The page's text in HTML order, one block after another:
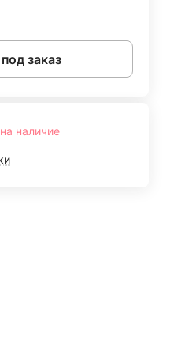
заказ
наличие